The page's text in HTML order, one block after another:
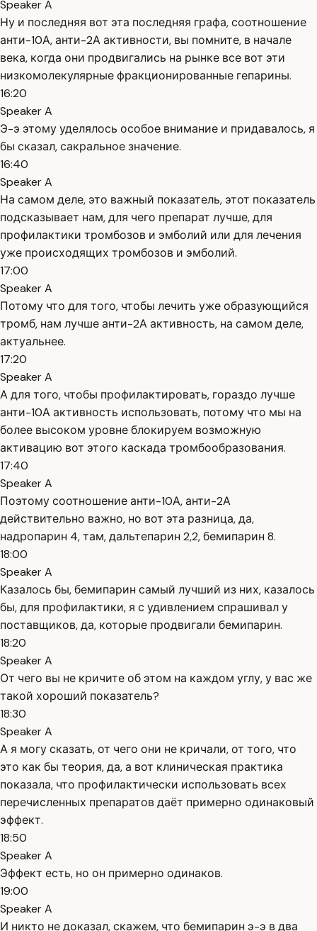
Speaker A
Ну и последняя вот эта последняя графа, соотношение
анти-10А, анти-2А активности, вы помните, в начале
века, когда они продвигались на рынке все вот эти
низкомолекулярные фракционированные гепарины.
16:20
Speaker A
Э-э этому уделялось особое внимание и придавалось, я
бы сказал, сакральное значение.
16:40
Speaker A
На самом деле, это важный показатель, этот показатель
подсказывает нам, для чего препарат лучше, для
профилактики тромбозов и эмболий или для лечения
уже происходящих тромбозов и эмболий.
17:00
Speaker A
Потому что для того, чтобы лечить уже образующийся
тромб, нам лучше анти-2А активность, на самом деле,
актуальнее.
17:20
Speaker A
А для того, чтобы профилактировать, гораздо лучше
анти-10А активность использовать, потому что мы на
более высоком уровне блокируем возможную
активацию вот этого каскада тромбообразования.
17:40
Speaker A
Поэтому соотношение анти-10А, анти-2А
действительно важно, но вот эта разница, да,
надропарин 4, там, дальтепарин 2,2, бемипарин 8.
18:00
Speaker A
Казалось бы, бемипарин самый лучший из них, казалось
бы, для профилактики, я с удивлением спрашивал у
поставщиков, да, которые продвигали бемипарин.
18:20
Speaker A
От чего вы не кричите об этом на каждом углу, у вас же
такой хороший показатель?
18:30
Speaker A
А я могу сказать, от чего они не кричали, от того, что
это как бы теория, да, а вот клиническая практика
показала, что профилактически использовать всех
перечисленных препаратов даёт примерно одинаковый
эффект.
18:50
Speaker A
Эффект есть, но он примерно одинаков.
19:00
Speaker A
И никто не доказал, скажем, что бемипарин э-э в два